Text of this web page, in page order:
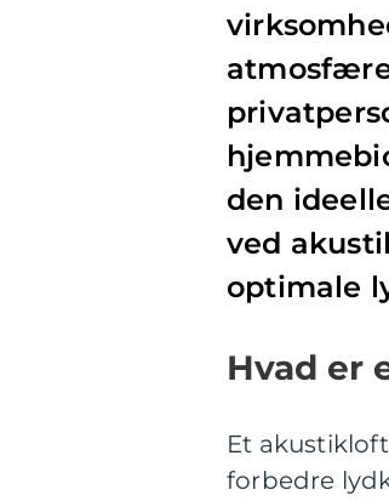
den
ved
optimale
Hvad er
Et
forbedre